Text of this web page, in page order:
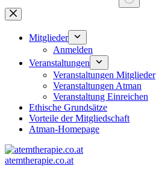
Keine
Ergebnisse
Mitglieder
Anmelden
Veranstaltungen
Veranstaltungen Mitglieder
Veranstaltungen Atman
Veranstaltung Einreichen
Ethische Grundsätze
Vorteile der Mitgliedschaft
Atman-Homepage
atemtherapie.co.at